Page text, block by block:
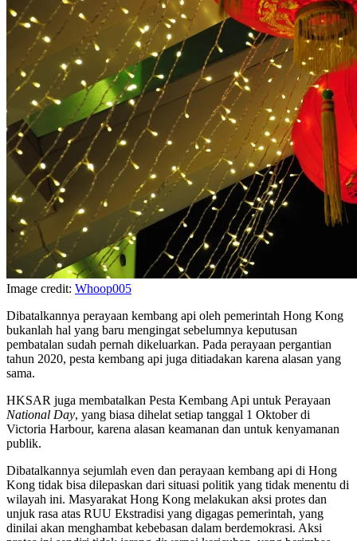
Image credit: Whoop005
Dibatalkannya perayaan kembang api oleh pemerintah Hong Kong
bukanlah hal yang baru mengingat sebelumnya keputusan
pembatalan sudah pernah dikeluarkan. Pada perayaan pergantian
tahun 2020, pesta kembang api juga ditiadakan karena alasan yang
sama.
HKSAR juga membatalkan Pesta Kembang Api untuk Perayaan
National Day, yang biasa dihelat setiap tanggal 1 Oktober di
Victoria Harbour, karena alasan keamanan dan untuk kenyamanan
publik.
Dibatalkannya sejumlah even dan perayaan kembang api di Hong
Kong tidak bisa dilepaskan dari situasi politik yang tidak menentu di
wilayah ini. Masyarakat Hong Kong melakukan aksi protes dan
unjuk rasa atas RUU Ekstradisi yang digagas pemerintah, yang
dinilai akan menghambat kebebasan dalam berdemokrasi. Aksi